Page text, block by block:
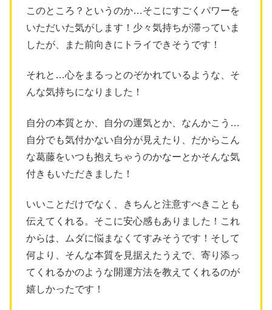
このところ？というのか…そこにすごくパワーを
いただいた気がします！少々気持ちが滞っていま
したが、また前向きにトライできそうです！
それと…心をまるっとのぞかれているような、そ
んな気持ちになりました！
自分の本質とか、自分の運気とか、なんかこう…
自分でも気付かない自分が見えたり、だからこん
な葛藤をいつも抱えちゃうのかなーとかそんな気
付きもいただきました！
いいことだけでなく、きちんと注意すべきことも
伝えてくれる。そこに安心感もありました！これ
からは、ムダに悩まなくてすみそうです！そして
何より、そんな本質を見据えたうえで、寄り添っ
てくれるかのような開運方法を教えてくれるのが
嬉しかったです！